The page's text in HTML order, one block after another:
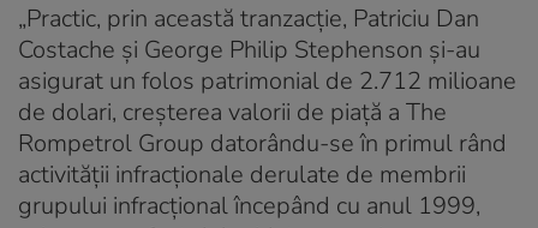
„Practic, prin această tranzacție, Patriciu Dan
Costache și George Philip Stephenson și-au
asigurat un folos patrimonial de 2.712 milioane
de dolari, creșterea valorii de piață a The
Rompetrol Group datorându-se în primul rând
activității infracționale derulate de membrii
grupului infracțional începând cu anul 1999,